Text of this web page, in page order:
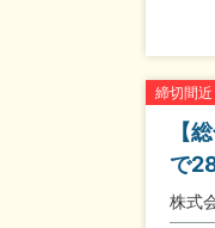
締切間近
【
で
株式